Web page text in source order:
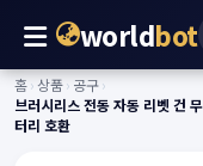
worldbot
홈›상품› 공구›
브러시리스 전동 자동 리벳 건
터리 호환